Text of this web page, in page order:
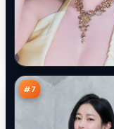
#7
空
记万